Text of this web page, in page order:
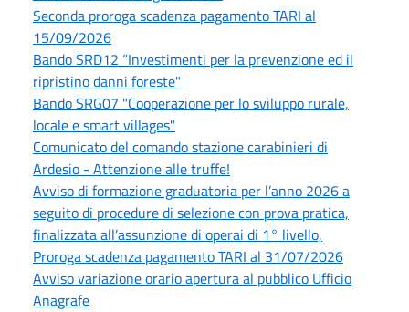
Seconda proroga scadenza pagamento TARI al
15/09/2026
Bando SRD12 “Investimenti per la prevenzione ed il
ripristino danni foreste"
Bando SRG07 "Cooperazione per lo sviluppo rurale,
locale e smart villages"
Comunicato del comando stazione carabinieri di
Ardesio - Attenzione alle truffe!
Avviso di formazione graduatoria per l’anno 2026 a
seguito di procedure di selezione con prova pratica,
finalizzata all’assunzione di operai di 1° livello,
Proroga scadenza pagamento TARI al 31/07/2026
Avviso variazione orario apertura al pubblico Ufficio
Anagrafe